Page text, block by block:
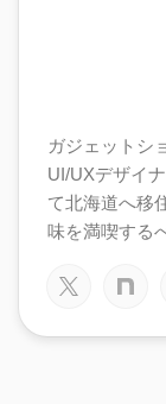
ガジェットシ
UI/UXデザイ
て北海道へ移
味を満喫する